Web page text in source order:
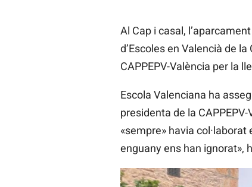
Al Cap i casal,
d’Escoles en Valencià de
CAPPEPV-València per la
Escola Valenciana ha
presidenta de la
«sempre» havia
enguany ens han ignorat»,